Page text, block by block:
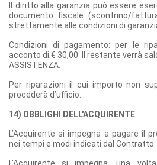
Il diritto alla garanzia può essere
documento fiscale (scontrino/
strettamente alle condizioni di
Condizioni di pagamento: per le
acconto di € 30,00. Il restante verrà
ASSISTENZA.
Per riparazioni il cui importo non
procederà d’ufficio.
14) OBBLIGHI DELL'ACQUIRENTE
L’Acquirente si impegna a pagare il
nei tempi e modi indicati dal Contratto.